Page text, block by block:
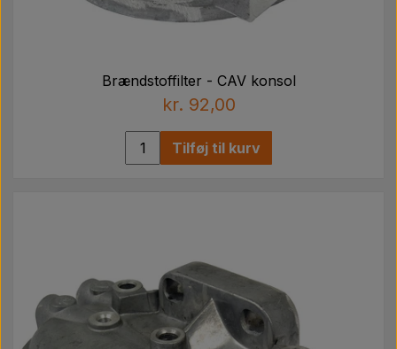
Brændstoffilter - CAV konsol
kr. 92,00
Tilføj til kurv